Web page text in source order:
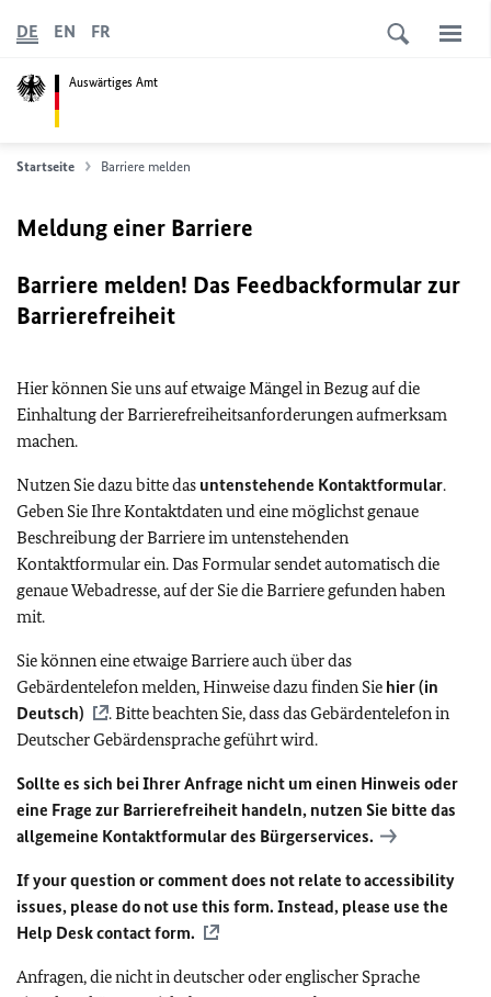
Auswärtiges Amt
DE EN FR
Startseite Barriere melden
Meldung einer Barriere
Barriere melden! Das Feedbackformular zur
Barrierefreiheit
Hier können Sie uns auf etwaige Mängel in Bezug auf die
Einhaltung der Barrierefreiheitsanforderungen aufmerksam
machen.
Nutzen Sie dazu bitte das untenstehende Kontaktformular.
Geben Sie Ihre Kontaktdaten und eine möglichst genaue
Beschreibung der Barriere im untenstehenden
Kontaktformular ein. Das Formular sendet automatisch die
genaue Webadresse, auf der Sie die Barriere gefunden haben
mit.
Sie können eine etwaige Barriere auch über das
Gebärdentelefon melden, Hinweise dazu finden Sie hier (in
Deutsch)
. Bitte beachten Sie, dass das Gebärdentelefon in
Deutscher Gebärdensprache geführt wird.
Sollte es sich bei Ihrer Anfrage nicht um einen Hinweis oder
eine Frage zur Barrierefreiheit handeln, nutzen Sie bitte das
allgemeine Kontaktformular des Bürgerservices.
If your question or comment does not relate to accessibility
issues, please do not use this form. Instead, please use the
Help Desk contact form.
Anfragen, die nicht in deutscher oder englischer Sprache